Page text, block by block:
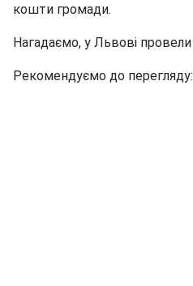
кошти громади.
Нагадаємо, у Львові провели
Рекомендуємо до перегляду: